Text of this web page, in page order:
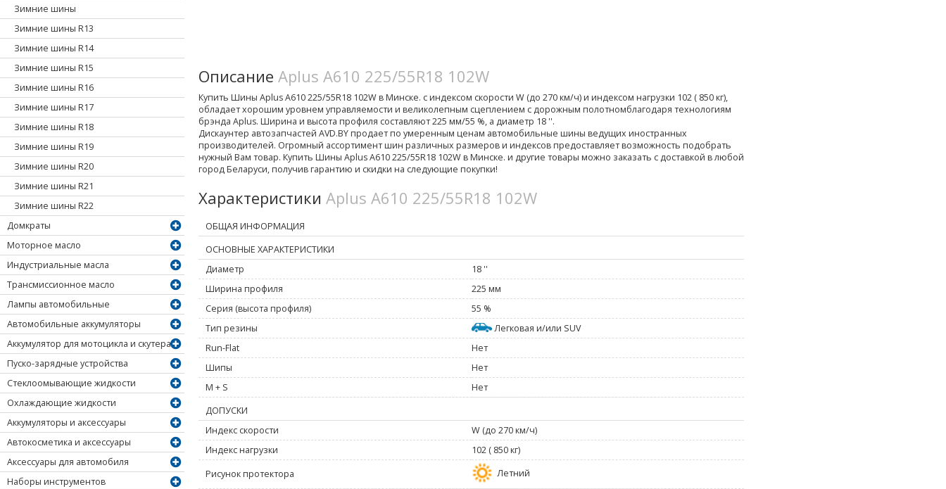
Зимние шины
Зимние шины R13
Зимние шины R14
Зимние шины R15
Зимние шины R16
Зимние шины R17
Зимние шины R18
Зимние шины R19
Зимние шины R20
Зимние шины R21
Зимние шины R22
Домкраты
Моторное масло
Индустриальные масла
Трансмиссионное масло
Лампы автомобильные
Автомобильные аккумуляторы
Аккумулятор для мотоцикла и скутера
Пуско-зарядные устройства
Стеклоомывающие жидкости
Охлаждающие жидкости
Аккумуляторы и аксессуары
Автокосметика и аксессуары
Аксессуары для автомобиля
Наборы инструментов
ОписаниеAplus A610 225/55R18 102W
Купить Шины Aplus A610 225/55R18 102W в Минске. с индексом скорости W (до 270 км/ч) и индексом нагрузки 102 ( 850 кг),
обладает хорошим уровнем управляемости и великолепным сцеплением с дорожным полотномблагодаря технологиям
брэнда Aplus. Ширина и высота профиля составляют 225 мм/55 %, а диаметр 18 ''.
Дискаунтер автозапчастей AVD.BY продает по умеренным ценам автомобильные шины ведущих иностранных
производителей. Огромный ассортимент шин различных размеров и индексов предоставляет возможность подобрать
нужный Вам товар. Купить Шины Aplus A610 225/55R18 102W в Минске. и другие товары можно заказать с доставкой в любой
город Беларуси, получив гарантию и скидки на следующие покупки!
ХарактеристикиAplus A610 225/55R18 102W
ОБЩАЯ ИНФОРМАЦИЯ
ОСНОВНЫЕ ХАРАКТЕРИСТИКИ
Диаметр
18 ''
Ширина профиля
225 мм
Серия (высота профиля)
55 %
Тип резины
Легковая и/или SUV
Run-Flat
Нет
Шипы
Нет
M + S
Нет
ДОПУСКИ
Индекс скорости
W (до 270 км/ч)
Индекс нагрузки
102 ( 850 кг)
Рисунок протектора
Летний